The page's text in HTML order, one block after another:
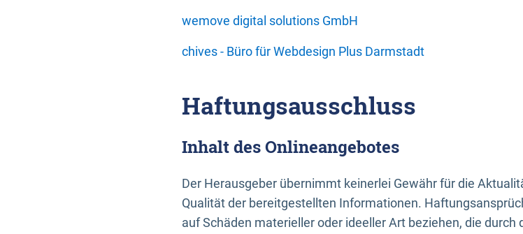
wemove digital solutions GmbH
chives - Büro für Webdesign Plus Darmstadt
Haftungsausschluss
Inhalt des Onlineangebotes
Der Herausgeber übernimmt keinerlei Gewähr für die
Qualität der bereitgestellten Informationen.
auf Schäden materieller oder ideeller Art beziehen, die